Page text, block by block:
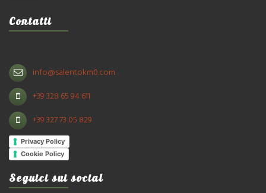
Contatti
info@salentokm0.com
+39 328 65 94 611
+39 327 73 05 829
Privacy Policy
Cookie Policy
Seguici sui social